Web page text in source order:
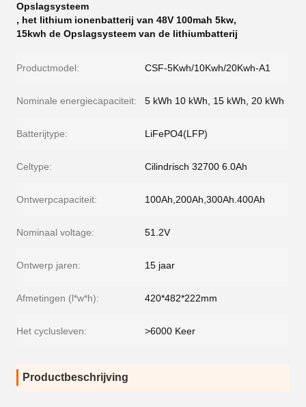
Opslagsysteem
, het lithium ionenbatterij van 48V 100mah 5kw,
15kwh de Opslagsysteem van de lithiumbatterij
Productmodel: CSF-5Kwh/10Kwh/20Kwh-A1
Nominale energiecapaciteit: 5 kWh 10 kWh, 15 kWh, 20 kWh
Batterijtype: LiFePO4(LFP)
Celtype: Cilindrisch 32700 6.0Ah
Ontwerpcapaciteit: 100Ah,200Ah,300Ah.400Ah
Nominaal voltage: 51.2V
Ontwerp jaren: 15 jaar
Afmetingen (l*w*h): 420*482*222mm
Het cyclusleven: >6000 Keer
Productbeschrijving